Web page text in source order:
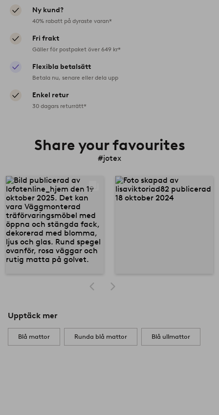
Ny kund?
40% rabatt på dyraste varan*
Fri frakt
Gäller för postpaket över 649 kr*
Flexibla betalsätt
Betala nu, senare eller dela upp
Enkel retur
30 dagars returrätt*
Share your favourites
#jotex
Upptäck mer
Blå mattor Runda blå mattor Blå ullmattor